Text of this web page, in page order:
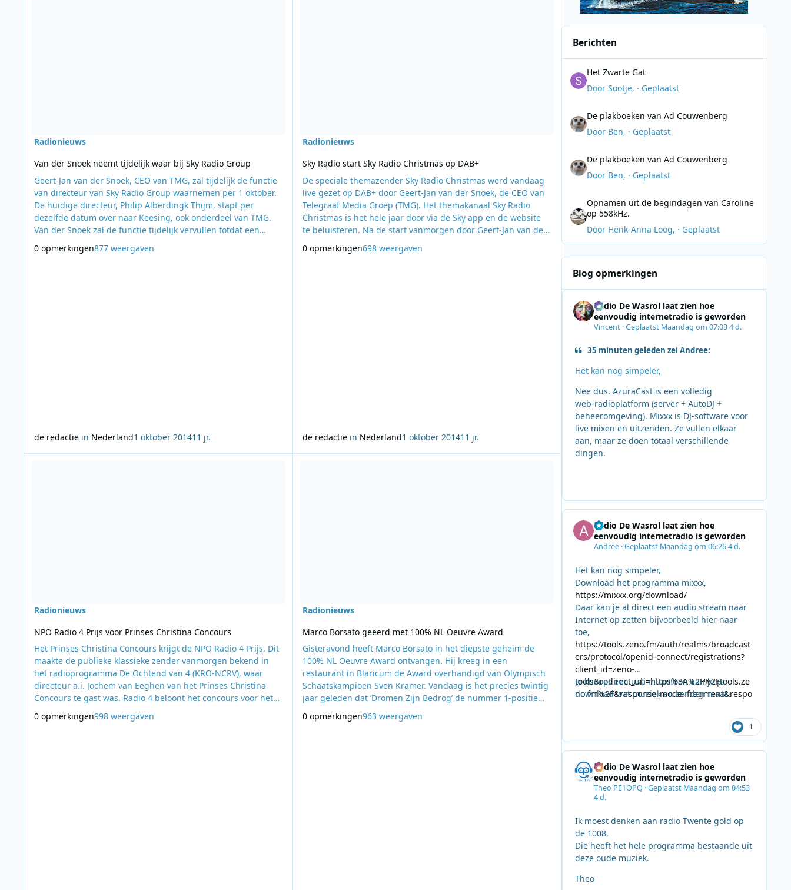
Radionieuws
Van der Snoek neemt tijdelijk waar bij Sky Radio Group
Geert-Jan van der Snoek, CEO van TMG, zal tijdelijk de functie
van directeur van Sky Radio Group waarnemen per 1 oktober.
De huidige directeur, Philip Alberdingk Thijm, stapt per
dezelfde datum over naar Keesing, ook onderdeel van TMG.
Van der Snoek zal de functie tijdelijk vervullen totdat een
0 opmerkingen877 weergaven
de redactiein Nederland1 oktober 201411 jr.
Radionieuws
Sky Radio start Sky Radio Christmas op DAB+
De speciale themazender Sky Radio Christmas werd vandaag
live gezet op DAB+ door Geert-Jan van der Snoek, de CEO van
Telegraaf Media Groep (TMG). Het themakanaal Sky Radio
Christmas is het hele jaar door via de Sky app en de website
te beluisteren. Na de start vanmorgen door Geert-Jan van der
(DAB+) in de stemming komen voor de gezelligste tijd van het
0 opmerkingen698 weergaven
de redactie in Nederland1 oktober 201411 jr.
Radionieuws
NPO Radio 4 Prijs voor Prinses Christina Concours
Het Prinses Christina Concours krijgt de NPO Radio 4 Prijs. Dit
maakte de publieke klassieke zender vanmorgen bekend in
het radioprogramma De Ochtend van 4 (KRO-NCRV), waar
directeur a.i. Jochem van Eeghen van het Prinses Christina
Concours te gast was. Radio 4 beloont het concours voor het
streven om klassieke muziek een weg te laten vinden naar
kinderen en jongeren. Zondag 8 maart 2015 reikt NPO Radio 4
0 opmerkingen998 weergaven
Radionieuws
Marco Borsato geëerd met 100% NL Oeuvre Award
Gisteravond heeft Marco Borsato in het diepste geheim de
100% NL Oeuvre Award ontvangen. Hij kreeg in een
restaurant in Blaricum de Award overhandigd van Olympisch
Schaatskampioen Sven Kramer. Vandaag is het precies twintig
jaar geleden dat ‘Dromen Zijn Bedrog’ de nummer 1-positie
behaalde in de Top 40 en daar vervolgens dertien weken bleef
staan. Het werd de best verkochte single van 1994 en stond 28
0 opmerkingen963 weergaven
Berichten
Het Zwarte Gat
Door Sootje, · Geplaatst
De plakboeken van Ad Couwenberg
Door Ben, · Geplaatst
De plakboeken van Ad Couwenberg
Door Ben, · Geplaatst
Opnamen uit de begindagen van Caroline
op 558kHz.
Door Henk-Anna Loog, · Geplaatst
Blog opmerkingen
Radio De Wasrol laat zien hoe
eenvoudig internetradio is geworden
Vincent·Geplaatst Maandag om 07:034 d.
35 minuten geleden zei Andree:
Het kan nog simpeler,
Nee dus. AzuraCast is een volledig
web‑radioplatform (server + AutoDJ +
beheeromgeving). Mixxx is DJ‑software voor
live mixen en uitzenden. Ze vullen elkaar
aan, maar ze doen totaal verschillende
dingen.
Radio De Wasrol laat zien hoe
eenvoudig internetradio is geworden
Andree·Geplaatst Maandag om 06:264 d.
Het kan nog simpeler,
Download het programma mixxx,
https://mixxx.org/download/
Daar kan je al direct een audio stream naar
Internet op zetten bijvoorbeeld hier naar
toe,
https://tools.zeno.fm/auth/realms/broadcast
ers/protocol/openid-connect/registrations?
client_id=zeno-
tools&redirect_uri=https%3A%2F%2Ftools.ze
no.fm%2F&response_mode=fragment&respo
Je knoopt een usb microfoon aan je pc
download wat muziek en zenden maar.
1
Radio De Wasrol laat zien hoe
eenvoudig internetradio is geworden
Theo PE1OPQ ·Geplaatst Maandag om 04:53
4 d.
Ik moest denken aan radio Twente gold op
de 1008.
Die heeft het hele programma bestaande uit
deze oude muziek.
Theo